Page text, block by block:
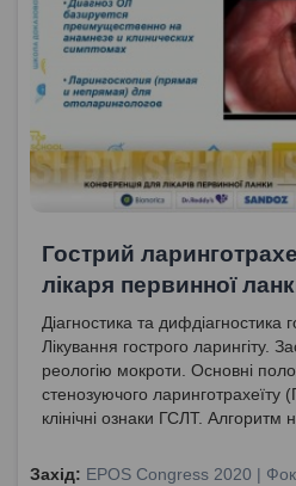
Гострий
лікаря первинної
Діагностика та дифдіагностика
Лікування гострого ларингіту.
реологію мокроти. Основні
стенозуючого ларинготрахеїту
клінічні ознаки ГСЛТ. Алгоритм
Захід: EPOS Congress 2020 |